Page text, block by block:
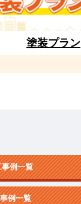
塗装プラン
例一覧
例一覧